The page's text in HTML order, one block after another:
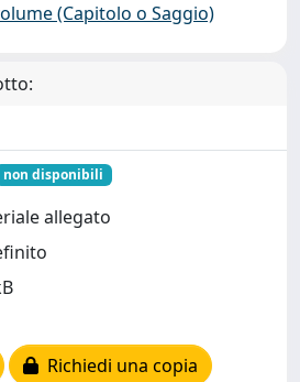
(Capitolo o Saggio)
non disponibili
allegato
Richiedi una copia